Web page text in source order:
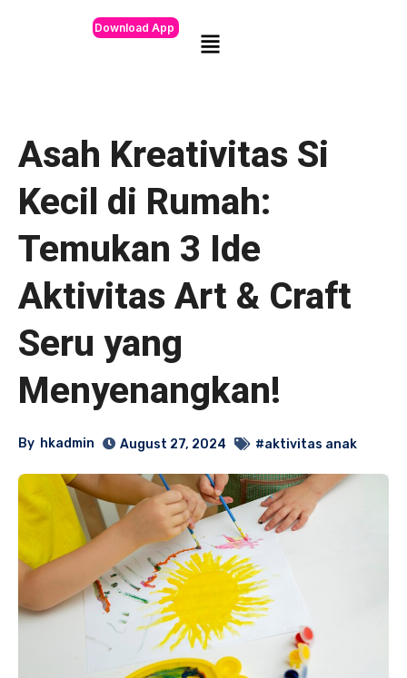
Download App
Asah Kreativitas Si
Kecil di Rumah:
Temukan 3 Ide
Aktivitas Art & Craft
Seru yang
Menyenangkan!
By hkadmin August 27, 2024 #aktivitas anak